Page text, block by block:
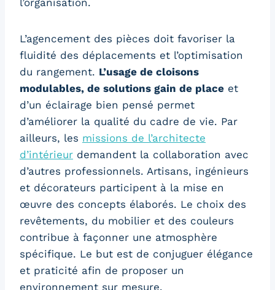
l’organisation.
L’agencement des pièces doit favoriser la
fluidité des déplacements et l’optimisation
du rangement. L’usage de cloisons
modulables, de solutions gain de place et
d’un éclairage bien pensé permet
d’améliorer la qualité du cadre de vie. Par
ailleurs, les missions de l’architecte
d’intérieur demandent la collaboration avec
d’autres professionnels. Artisans, ingénieurs
et décorateurs participent à la mise en
œuvre des concepts élaborés. Le choix des
revêtements, du mobilier et des couleurs
contribue à façonner une atmosphère
spécifique. Le but est de conjuguer élégance
et praticité afin de proposer un
environnement sur mesure.